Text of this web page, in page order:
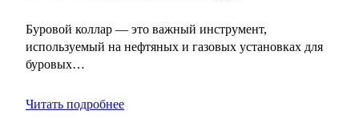
Буровой коллар — это важный инструмент,
используемый на нефтяных и газовых установках для
буровых…
Читать подробнее